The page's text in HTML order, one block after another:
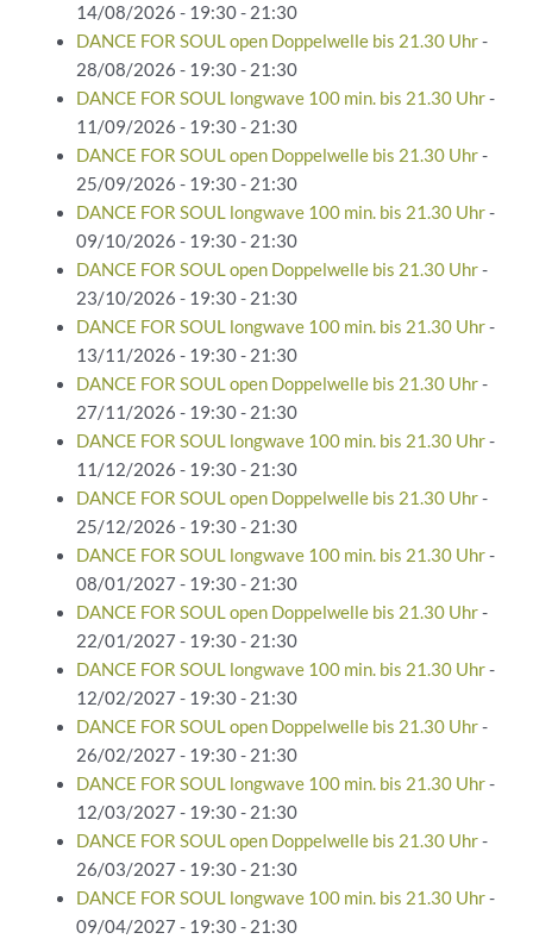
14/08/2026 - 19:30 - 21:30
DANCE FOR SOUL open Doppelwelle bis 21.30 Uhr-
28/08/2026 - 19:30 - 21:30
DANCE FOR SOUL longwave 100 min. bis 21.30 Uhr-
11/09/2026 - 19:30 - 21:30
DANCE FOR SOUL open Doppelwelle bis 21.30 Uhr-
25/09/2026 - 19:30 - 21:30
DANCE FOR SOUL longwave 100 min. bis 21.30 Uhr-
09/10/2026 - 19:30 - 21:30
DANCE FOR SOUL open Doppelwelle bis 21.30 Uhr-
23/10/2026 - 19:30 - 21:30
DANCE FOR SOUL longwave 100 min. bis 21.30 Uhr-
13/11/2026 - 19:30 - 21:30
DANCE FOR SOUL open Doppelwelle bis 21.30 Uhr-
27/11/2026 - 19:30 - 21:30
DANCE FOR SOUL longwave 100 min. bis 21.30 Uhr-
11/12/2026 - 19:30 - 21:30
DANCE FOR SOUL open Doppelwelle bis 21.30 Uhr-
25/12/2026 - 19:30 - 21:30
DANCE FOR SOUL longwave 100 min. bis 21.30 Uhr-
08/01/2027 - 19:30 - 21:30
DANCE FOR SOUL open Doppelwelle bis 21.30 Uhr-
22/01/2027 - 19:30 - 21:30
DANCE FOR SOUL longwave 100 min. bis 21.30 Uhr-
12/02/2027 - 19:30 - 21:30
DANCE FOR SOUL open Doppelwelle bis 21.30 Uhr-
26/02/2027 - 19:30 - 21:30
DANCE FOR SOUL longwave 100 min. bis 21.30 Uhr-
12/03/2027 - 19:30 - 21:30
DANCE FOR SOUL open Doppelwelle bis 21.30 Uhr-
26/03/2027 - 19:30 - 21:30
DANCE FOR SOUL longwave 100 min. bis 21.30 Uhr-
09/04/2027 - 19:30 - 21:30